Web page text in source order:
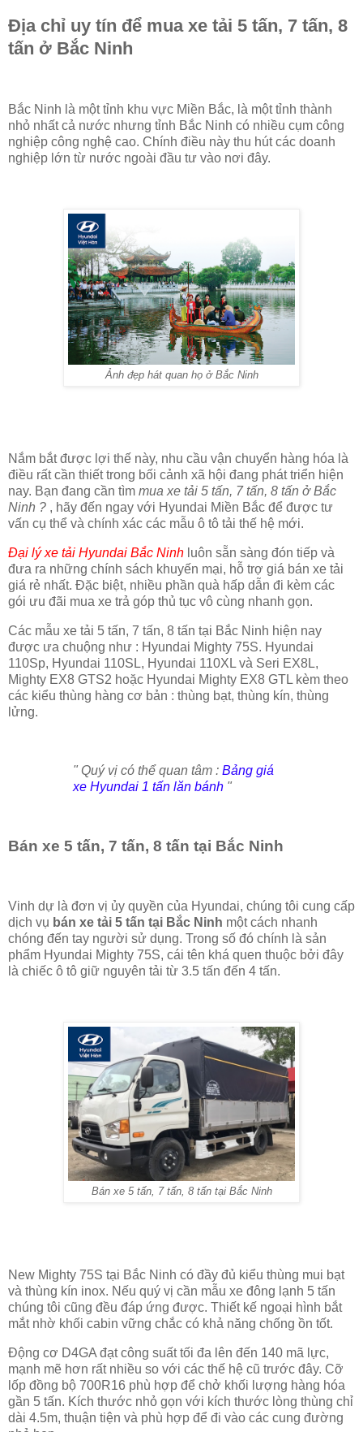
Địa chỉ uy tín để mua xe tải 5 tấn, 7 tấn, 8
tấn ở Bắc Ninh
Bắc Ninh là một tỉnh khu vực Miền Bắc, là một tỉnh thành
nhỏ nhất cả nước nhưng tỉnh Bắc Ninh có nhiều cụm công
nghiệp công nghệ cao. Chính điều này thu hút các doanh
nghiệp lớn từ nước ngoài đầu tư vào nơi đây.
Ảnh đẹp hát quan họ ở Bắc Ninh
Nắm bắt được lợi thế này, nhu cầu vận chuyển hàng hóa là
điều rất cần thiết trong bối cảnh xã hội đang phát triển hiện
nay. Bạn đang cần tìm mua xe tải 5 tấn, 7 tấn, 8 tấn ở Bắc
Ninh ? , hãy đến ngay với Hyundai Miền Bắc để được tư
vấn cụ thể và chính xác các mẫu ô tô tải thế hệ mới.
Đại lý xe tải Hyundai Bắc Ninh luôn sẵn sàng đón tiếp và
đưa ra những chính sách khuyến mại, hỗ trợ giá bán xe tải
giá rẻ nhất. Đặc biệt, nhiều phần quà hấp dẫn đi kèm các
gói ưu đãi mua xe trả góp thủ tục vô cùng nhanh gọn.
Các mẫu xe tải 5 tấn, 7 tấn, 8 tấn tại Bắc Ninh hiện nay
được ưa chuộng như : Hyundai Mighty 75S. Hyundai
110Sp, Hyundai 110SL, Hyundai 110XL và Seri EX8L,
Mighty EX8 GTS2 hoặc Hyundai Mighty EX8 GTL kèm theo
các kiểu thùng hàng cơ bản : thùng bạt, thùng kín, thùng
lửng.
" Quý vị có thể quan tâm : Bảng giá
xe Hyundai 1 tấn lăn bánh "
Bán xe 5 tấn, 7 tấn, 8 tấn tại Bắc Ninh
Vinh dự là đơn vị ủy quyền của Hyundai, chúng tôi cung cấp
dịch vụ bán xe tải 5 tấn tại Bắc Ninh một cách nhanh
chóng đến tay người sử dụng. Trong số đó chính là sản
phẩm Hyundai Mighty 75S, cái tên khá quen thuộc bởi đây
là chiếc ô tô giữ nguyên tải từ 3.5 tấn đến 4 tấn.
Bán xe 5 tấn, 7 tấn, 8 tấn tại Bắc Ninh
New Mighty 75S tại Bắc Ninh có đầy đủ kiểu thùng mui bạt
và thùng kín inox. Nếu quý vị cần mẫu xe đông lạnh 5 tấn
chúng tôi cũng đều đáp ứng được. Thiết kế ngoại hình bắt
mắt nhờ khối cabin vững chắc có khả năng chống ồn tốt.
Động cơ D4GA đạt công suất tối đa lên đến 140 mã lực,
mạnh mẽ hơn rất nhiều so với các thế hệ cũ trước đây. Cỡ
lốp đồng bộ 700R16 phù hợp để chở khối lượng hàng hóa
gần 5 tấn. Kích thước nhỏ gọn với kích thước lòng thùng chỉ
dài 4.5m, thuận tiện và phù hợp để đi vào các cung đường